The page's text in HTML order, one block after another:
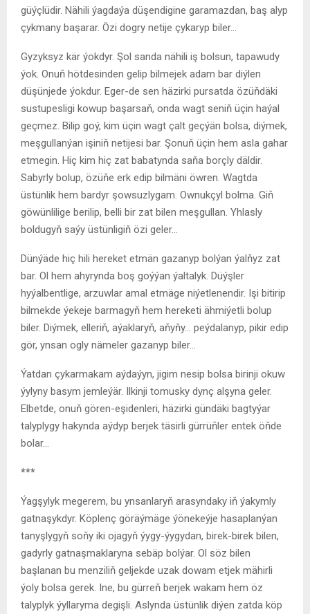
güýçlüdir. Nähili ýagdaýa düşendigine garamazdan, baş alyp
çykmany başarar. Özi dogry netije çykaryp biler…
Gyzyksyz kär ýokdyr. Şol sanda nähili iş bolsun, tapawudy
ýok. Onuň hötdesinden gelip bilmejek adam bar diýlen
düşünjede ýokdur. Eger-de sen häzirki pursatda özüňdäki
sustupesligi kowup başarsaň, onda wagt seniň üçin haýal
geçmez. Bilip goý, kim üçin wagt çalt geçýän bolsa, diýmek,
meşgullanýan işiniň netijesi bar. Şonuň üçin hem asla gahar
etmegin. Hiç kim hiç zat babatynda saňa borçly däldir.
Sabyrly bolup, özüňe erk edip bilmäni öwren. Wagtda
üstünlik hem bardyr şowsuzlygam. Ownukçyl bolma. Giň
göwünlilige berilip, belli bir zat bilen meşgullan. Yhlasly
boldugyň saýy üstünligiň özi geler…
Dünýäde hiç hili hereket etmän gazanyp bolýan ýalňyz zat
bar. Ol hem ahyrynda boş goýýan ýaltalyk. Düýşler
hyýalbentlige, arzuwlar amal etmäge niýetlenendir. Işi bitirip
bilmekde ýekeje barmagyň hem hereketi ähmiýetli bolup
biler. Diýmek, elleriň, aýaklaryň, aňyňy… peýdalanyp, pikir edip
gör, ynsan ogly nämeler gazanyp biler…
Ýatdan çykarmakam aýdaýyn, jigim nesip bolsa birinji okuw
ýylyny basym jemleýär. Ilkinji tomusky dynç alşyna geler.
Elbetde, onuň gören-eşidenleri, häzirki gündäki bagtyýar
talyplygy hakynda aýdyp berjek täsirli gürrüňler entek öňde
bolar…
***
Ýagşylyk megerem, bu ynsanlaryň arasyndaky iň ýakymly
gatnaşykdyr. Köplenç göräýmäge ýönekeýje hasaplanýan
tanyşlygyň soňy iki ojagyň ýygy-ýygydan, birek-birek bilen,
gadyrly gatnaşmaklaryna sebäp bolýar. Ol söz bilen
başlanan bu menziliň geljekde uzak dowam etjek mähirli
ýoly bolsa gerek. Ine, bu gürreň berjek wakam hem öz
talyplyk ýyllaryma degişli. Aslynda üstünlik diýen zatda köp